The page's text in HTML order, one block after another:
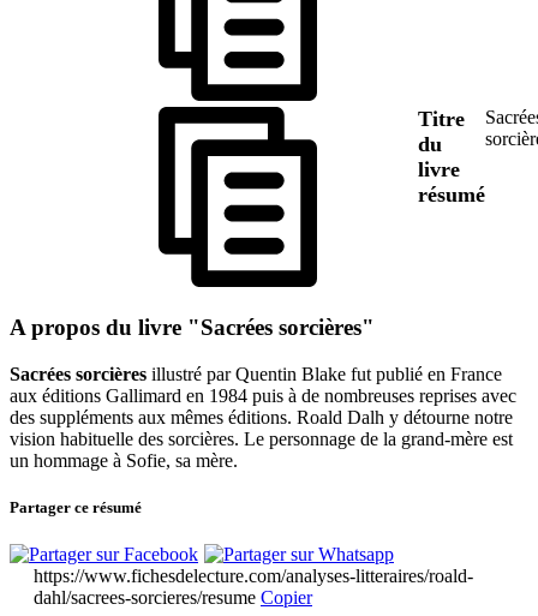
Titre
du
livre
résumé
A propos du livre "Sacrées sorcières"
Sacrées sorcières illustré par Quentin Blake fut publié en France
aux éditions Gallimard en 1984 puis à de nombreuses reprises avec
des suppléments aux mêmes éditions. Roald Dalh y détourne notre
vision habituelle des sorcières. Le personnage de la grand-mère est
un hommage à Sofie, sa mère.
Partager ce résumé
https://www.fichesdelecture.com/analyses-litteraires/roald-
dahl/sacrees-sorcieres/resume Copier